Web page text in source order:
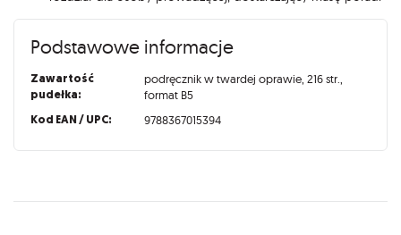
Podstawowe informacje
Zawartość
pudełka:
podręcznik w twardej oprawie, 216 str.,
format B5
Kod EAN / UPC: 9788367015394